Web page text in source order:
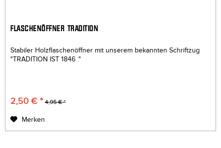
FLASCHENÖFFNER TRADITION
Stabiler Holzflaschenöffner mit unserem bekannten Schriftzug
"TRADITION IST 1846 ."
2,50 € * 4,95 € *
Merken